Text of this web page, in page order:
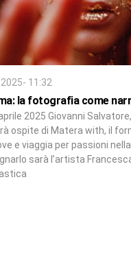
11:32
la fotografia come
2025 Giovanni
ospite di Matera with, il
e viaggia per passioni
sarà l’artista